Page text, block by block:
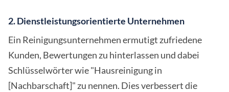
2. Dienstleistungsorientierte Unternehmen
Ein Reinigungsunternehmen ermutigt zufriedene
Kunden, Bewertungen zu hinterlassen und dabei
Schlüsselwörter wie "Hausreinigung in
[Nachbarschaft]" zu nennen. Dies verbessert die